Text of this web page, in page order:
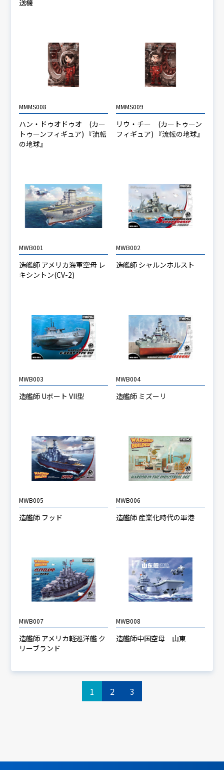
送機
MMMS008
ハン・ドゥオドゥオ (カー
トゥーンフィギュア) 『流転
の地球』
MMMS009
リウ・チー (カートゥーン
フィギュア) 『流転の地球』
MWB001
造艦師 アメリカ海軍空母 レ
キシントン(CV-2)
MWB002
造艦師 シャルンホルスト
MWB003
造艦師 Uボート VII型
MWB004
造艦師 ミズーリ
MWB005
造艦師 フッド
MWB006
造艦師 産業化時代の軍港
MWB007
造艦師 アメリカ軽巡洋艦 ク
リーブランド
MWB008
造艦師中国空母 山東
1 2 3